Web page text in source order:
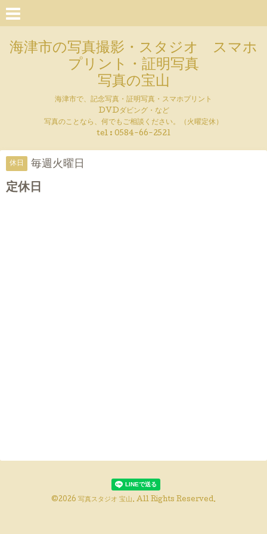
海津市の写真撮影・スタジオ スマホ
プリント・証明写真
写真の宝山
海津市で、記念写真・証明写真・スマホプリント
DVDダビング・など
写真のことなら、何でもご相談ください。（火曜定休）
tel : 0584-66-2521
休日 毎週火曜日
定休日
©2026 写真スタジオ 宝山. All Rights Reserved.